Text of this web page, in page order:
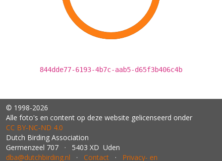
844dde77-6193-4b7c-aab5-d65f3b406c4b
© 1998-2026
Alle foto's en content op deze website gelicenseerd onder
CC BY‑NC‑ND 4.0
Dutch Birding Association
Germenzeel 707 · 5403 XD Uden
dba@dutchbirding.nl · Contact · Privacy- en